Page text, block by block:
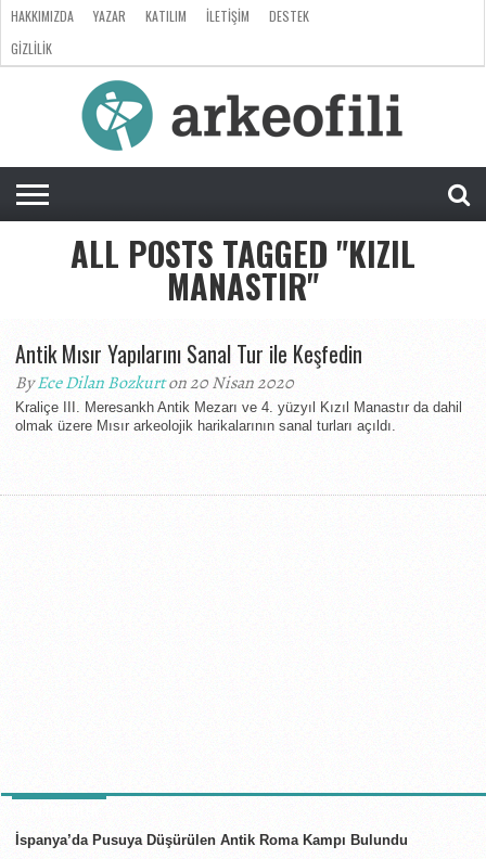
ARKEOLOJI
ANTROPOLOJI
PALEONTOLOJI
EVRIM
DOSYA
CEVAP
RÖPORTAJ
HAKKIMIZDA YAZAR KATILIM İLETIŞIM
DESTEK
GIZLILIK
ALL POSTS TAGGED "KIZIL
MANASTIR"
Antik Mısır Yapılarını Sanal Tur ile Keşfedin
ByEce Dilan Bozkurton 20 Nisan 2020
Kraliçe III. Meresankh Antik Mezarı ve 4. yüzyıl Kızıl Manastır da dahil
olmak üzere Mısır arkeolojik harikalarının sanal turları açıldı.
İspanya’da Pusuya Düşürülen Antik Roma Kampı Bulundu